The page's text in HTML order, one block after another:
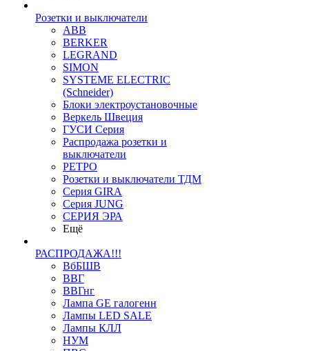
Розетки и выключатели
ABB
BERKER
LEGRAND
SIMON
SYSTEME ELECTRIC
(Schneider)
Блоки электроустановочные
Веркель Швеция
ГУСИ Серия
Распродажа розетки и
выключатели
РЕТРО
Розетки и выключатели ТДМ
Серия GIRA
Серия JUNG
СЕРИЯ ЭРА
Ещё
РАСПРОДАЖА!!!
ВбБШВ
ВВГ
ВВГнг
Лампа GE галогенн
Лампы LED SALE
Лампы КЛЛ
НУМ